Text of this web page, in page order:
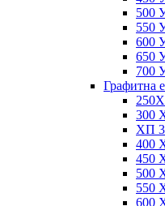
500
550
600
650
700
Графитна
300
ХП
400
450
500
550
600